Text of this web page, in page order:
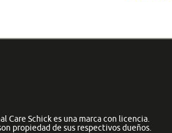
Care Schick es una marca con licencia.
propiedad de sus respectivos dueños.